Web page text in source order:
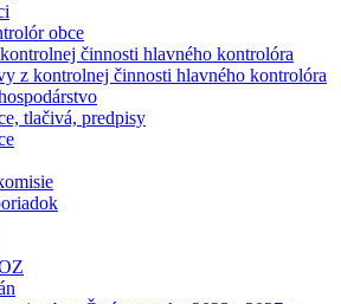
obce
činnosti hlavného kontrolóra
z kontrolnej činnosti hlavného kontrolóra
tlačivá, predpisy